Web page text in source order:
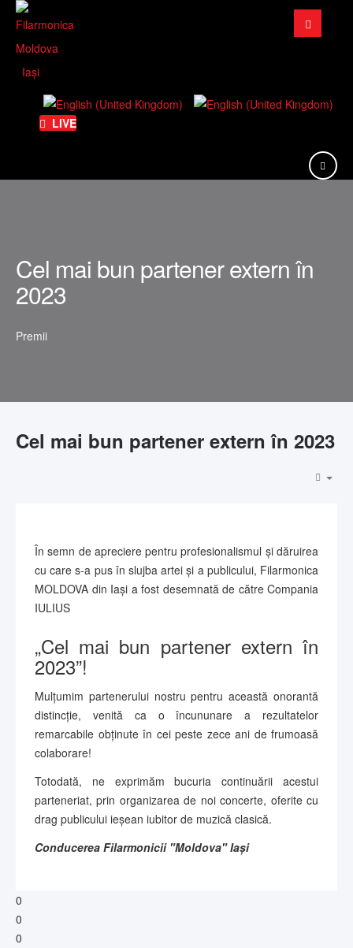
Căutare
...
LIVE
Cel mai bun partener extern în
2023
Premii
Cel mai bun partener extern în 2023
În semn de apreciere pentru profesionalismul și dăruirea
cu care s-a pus în slujba artei și a publicului, Filarmonica
MOLDOVA din Iași a fost desemnată de către Compania
IULIUS
„Cel mai bun partener extern în
2023”!
Mulțumim partenerului nostru pentru această onorantă
distincție, venită ca o încununare a rezultatelor
remarcabile obținute în cei peste zece ani de frumoasă
colaborare!
Totodată, ne exprimăm bucuria continuării acestui
parteneriat, prin organizarea de noi concerte, oferite cu
drag publicului ieșean iubitor de muzică clasică.
Conducerea Filarmonicii "Moldova" Iași
0
0
0